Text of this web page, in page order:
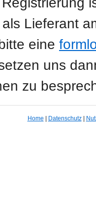
Lieferant
eine
uns
zu
Home Datenschutz|